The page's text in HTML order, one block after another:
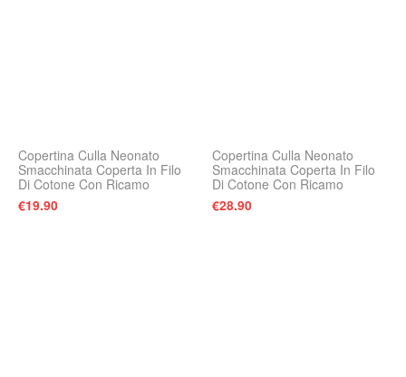
Copertina Culla Neonato
Smacchinata Coperta In Filo
Di Cotone Con Ricamo
€19.90
Copertina Culla Neonato
Smacchinata Coperta In Filo
Di Cotone Con Ricamo
€28.90